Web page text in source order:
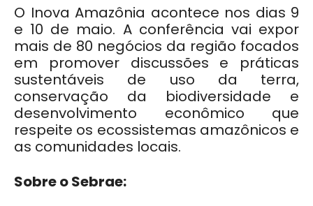
O Inova Amazônia acontece nos dias 9
e 10 de maio. A conferência vai expor
mais de 80 negócios da região focados
em promover discussões e práticas
sustentáveis de uso da terra,
conservação da biodiversidade e
desenvolvimento econômico que
respeite os ecossistemas amazônicos e
as comunidades locais.
Sobre o Sebrae: